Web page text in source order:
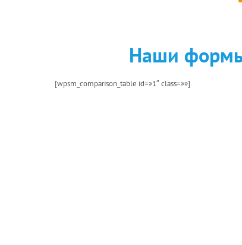
Наши
[wpsm_comparison_table id=»1″ class=»»]